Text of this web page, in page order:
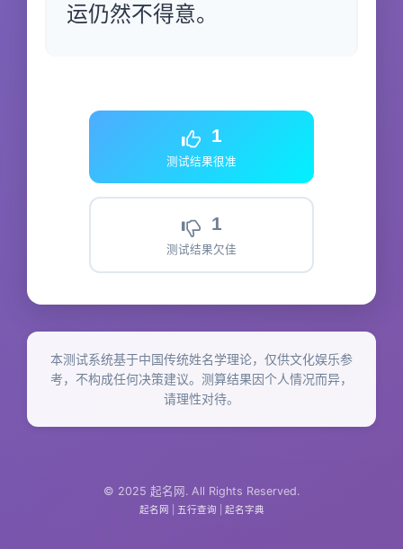
运仍然不得意。
1
测试结果很准
1
测试结果欠佳
本测试系统基于中国传统姓名学理论，仅供文化娱乐参
考，不构成任何决策建议。测算结果因个人情况而异，
请理性对待。
© 2025 起名网. All Rights Reserved.
起名网 五行查询 起名字典